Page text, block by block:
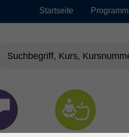
Startseite Programm